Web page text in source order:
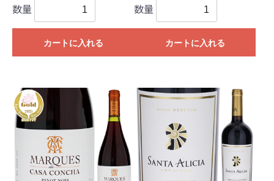
数量
カートに入れる
数量
カートに入れる